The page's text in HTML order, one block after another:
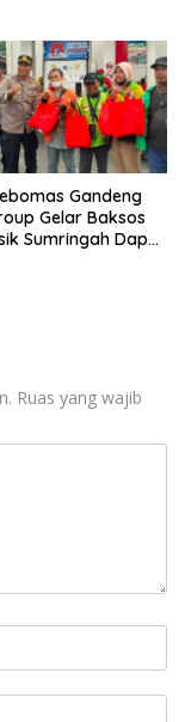
Gandeng
Gelar Baksos
Sumringah Dapat
Ruas yang wajib